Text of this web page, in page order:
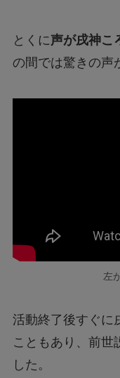
とくに声が戌神こ
の間では驚きの声
左
活動終了後すぐに
こともあり、前世
した。